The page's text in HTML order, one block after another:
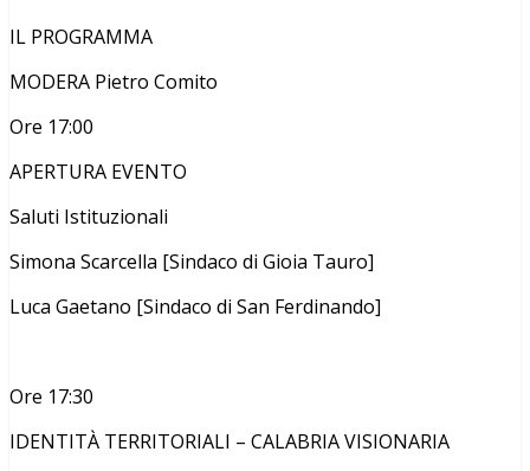
IL PROGRAMMA
MODERA Pietro Comito
Ore 17:00
APERTURA EVENTO
Saluti Istituzionali
Simona Scarcella [Sindaco di Gioia Tauro]
Luca Gaetano [Sindaco di San Ferdinando]
Ore 17:30
IDENTITÀ TERRITORIALI – CALABRIA VISIONARIA